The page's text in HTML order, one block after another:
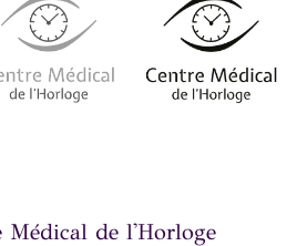
Médical de l'Horloge